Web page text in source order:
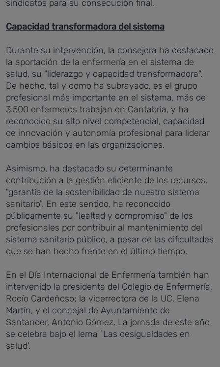
sindicatos para su consecución final.
Capacidad transformadora del sistema
Durante su intervención, la consejera ha destacado
la aportación de la enfermería en el sistema de
salud, su "liderazgo y capacidad transformadora".
De hecho, tal y como ha subrayado, es el grupo
profesional más importante en el sistema, más de
3.500 enfermeros trabajan en Cantabria, y ha
reconocido su alto nivel competencial, capacidad
de innovación y autonomía profesional para liderar
cambios básicos en las organizaciones.
Asimismo, ha destacado su determinante
contribución a la gestión eficiente de los recursos,
"garantía de la sostenibilidad de nuestro sistema
sanitario". En este sentido, ha reconocido
públicamente su "lealtad y compromiso" de los
profesionales por contribuir al mantenimiento del
sistema sanitario público, a pesar de las dificultades
que se han hecho frente en el último tiempo.
En el Día Internacional de Enfermería también han
intervenido la presidenta del Colegio de Enfermería,
Rocío Cardeñoso; la vicerrectora de la UC, Elena
Martín, y el concejal de Ayuntamiento de
Santander, Antonio Gómez. La jornada de este año
se celebra bajo el lema `Las desigualdades en
salud'.